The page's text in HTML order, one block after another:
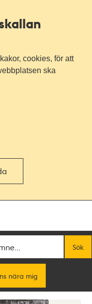
cookies, för att
ska
Sök
nära mig